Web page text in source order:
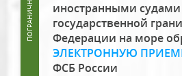
иностранными судами
государственной
Федерации на море
ЭЛЕКТРОННУЮ
ФСБ России